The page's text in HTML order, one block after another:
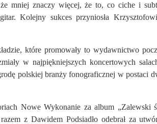
mniej znaczy więcej, że to, co ciche i
Kolejny sukces przyniosła
które promowały to wydawnictwo
w najpiękniejszych koncertowych
polskiej branży fonograficznej w postaci
Nowe Wykonanie za album „Zalewski
z Dawidem Podsiadło odebrał za